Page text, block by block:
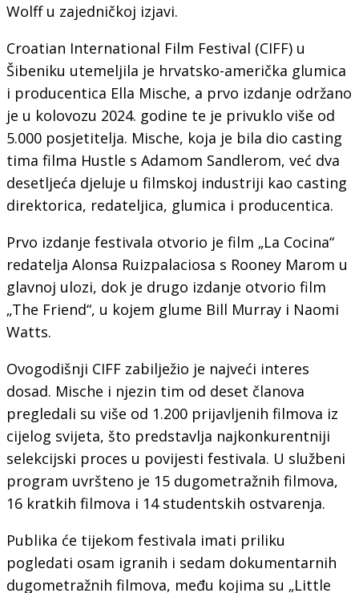
Wolff u zajedničkoj izjavi.
Croatian International Film Festival (CIFF) u
Šibeniku utemeljila je hrvatsko-američka glumica
i producentica Ella Mische, a prvo izdanje održano
je u kolovozu 2024. godine te je privuklo više od
5.000 posjetitelja. Mische, koja je bila dio casting
tima filma Hustle s Adamom Sandlerom, već dva
desetljeća djeluje u filmskoj industriji kao casting
direktorica, redateljica, glumica i producentica.
Prvo izdanje festivala otvorio je film „La Cocina“
redatelja Alonsa Ruizpalaciosa s Rooney Marom u
glavnoj ulozi, dok je drugo izdanje otvorio film
„The Friend“, u kojem glume Bill Murray i Naomi
Watts.
Ovogodišnji CIFF zabilježio je najveći interes
dosad. Mische i njezin tim od deset članova
pregledali su više od 1.200 prijavljenih filmova iz
cijelog svijeta, što predstavlja najkonkurentniji
selekcijski proces u povijesti festivala. U službeni
program uvršteno je 15 dugometražnih filmova,
16 kratkih filmova i 14 studentskih ostvarenja.
Publika će tijekom festivala imati priliku
pogledati osam igranih i sedam dokumentarnih
dugometražnih filmova, među kojima su „Little